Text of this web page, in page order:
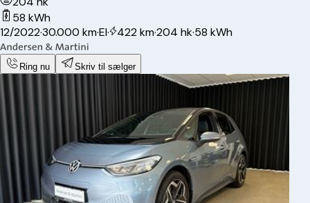
58 kWh
12/2022·30.000 km·El· 422 km·204 hk·58 kWh
Ring nu Skriv til sælger